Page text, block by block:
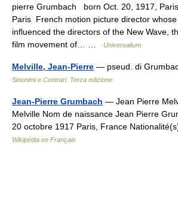
pierre Grumbach born Oct. 20, 1917, Paris
Paris French motion picture director
influenced the directors of the New Wave,
film movement of… …
Universalium
Melville, Jean-Pierre — pseud. di
Sinonimi e Contrari. Terza edizione
Jean-Pierre Grumbach — Jean Pierre
Melville Nom de naissance Jean Pierre
20 octobre 1917 Paris, France
Wikipédia en Français